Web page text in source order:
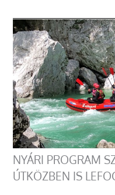
NYÁRI PROGRAM
ÚTKÖZBEN IS